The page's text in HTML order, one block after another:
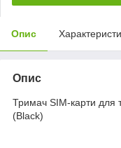
Опис
Опис
Тримач SIM-карти для
(Black)